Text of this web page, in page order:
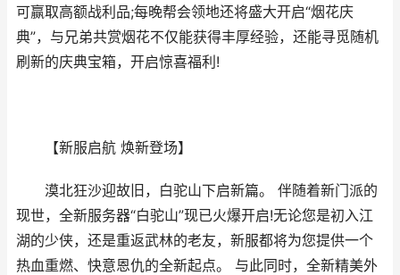
可赢取高额战利品;每晚帮会领地还将盛大开启“烟花庆
典”，与兄弟共赏烟花不仅能获得丰厚经验，还能寻觅随机
刷新的庆典宝箱，开启惊喜福利!
【新服启航 焕新登场】
漠北狂沙迎故旧，白驼山下启新篇。 伴随着新门派的
现世，全新服务器“白驼山”现已火爆开启!无论您是初入江
湖的少侠，还是重返武林的老友，新服都将为您提供一个
热血重燃、快意恩仇的全新起点。 与此同时，全新精美外